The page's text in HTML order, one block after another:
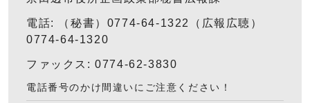
電話: （秘書）0774-64-1322（広報広聴）
0774-64-1320
ファックス: 0774-62-3830
電話番号のかけ間違いにご注意ください！